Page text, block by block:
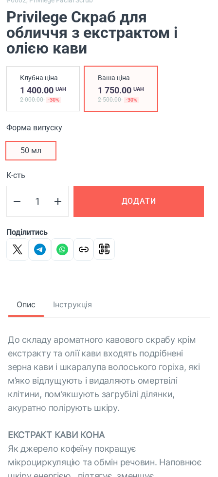
Privilege Скраб для
обличчя з екстрактом і
олією кави
Клубна ціна
1 400.00 UAH
2 000.00 -30%
Ваша ціна
1 750.00UAH
2 500.00 -30%
Форма випуску
50 мл
К-сть
ДОДАТИ
Поділитись
Опис Інструкція
До складу ароматного кавового скрабу крім
екстракту та олії кави входять подрібнені
зерна кави і шкаралупа волоського горіха, які
м’яко відлущують і видаляють омертвілі
клітини, пом’якшують загрубілі ділянки,
акуратно полірують шкіру.
ЕКСТРАКТ КАВИ КОНА
Як джерело кофеїну покращує
мікроциркуляцію та обмін речовин. Наповнює